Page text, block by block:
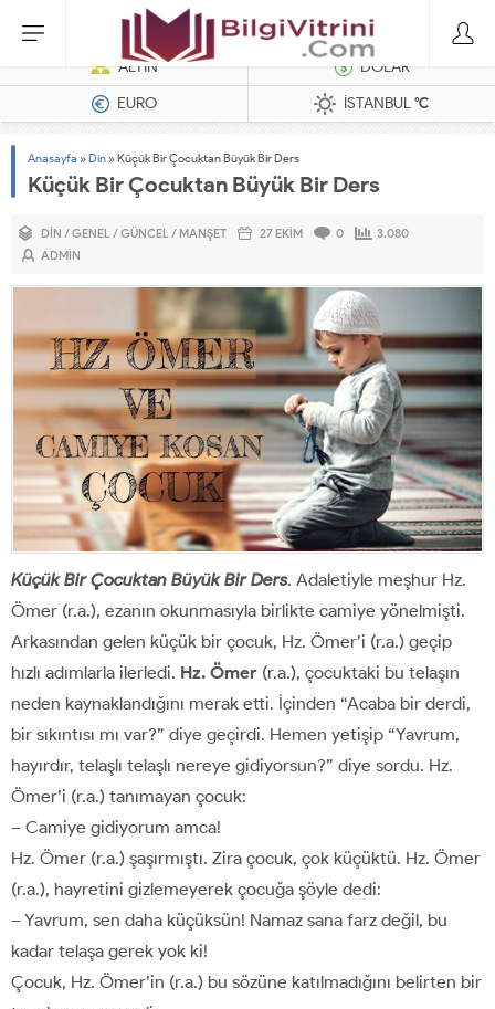
Dizel Jeneratörler
ALTIN
DOLAR
EURO
İSTANBUL°C
Anasayfa »Din »Küçük Bir Çocuktan Büyük Bir Ders
Küçük Bir Çocuktan Büyük Bir Ders
DIN /GENEL/GÜNCEL/ MANŞET 27 EKIM 0
3.080
ADMIN
Küçük Bir Çocuktan Büyük Bir Ders. Adaletiyle meşhur Hz.
Ömer (r.a.), ezanın okunmasıyla birlikte camiye yönelmişti.
Arkasından gelen küçük bir çocuk, Hz. Ömer’i (r.a.) geçip
hızlı adımlarla ilerledi. Hz. Ömer (r.a.), çocuktaki bu telaşın
neden kaynaklandığını merak etti. İçinden “Acaba bir derdi,
bir sıkıntısı mı var?” diye geçirdi. Hemen yetişip “Yavrum,
hayırdır, telaşlı telaşlı nereye gidiyorsun?” diye sordu. Hz.
Ömer’i (r.a.) tanımayan çocuk:
– Camiye gidiyorum amca!
Hz. Ömer (r.a.) şaşırmıştı. Zira çocuk, çok küçüktü. Hz. Ömer
(r.a.), hayretini gizlemeyerek çocuğa şöyle dedi:
– Yavrum, sen daha küçüksün! Namaz sana farz değil, bu
kadar telaşa gerek yok ki!
Çocuk, Hz. Ömer’in (r.a.) bu sözüne katılmadığını belirten bir